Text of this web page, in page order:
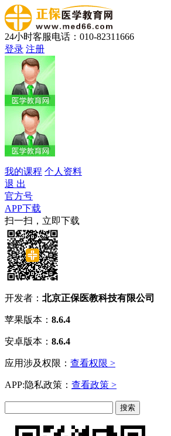
24小时客服电话：010-82311666
登录 注册
我的课程 个人资料
退 出
官方号
APP下载
扫一扫，立即下载
开发者： 北京正保医教科技有限公司
苹果版本： 8.6.4
安卓版本： 8.6.4
应用涉及权限： 查看权限 >
APP:隐私政策： 查看政策 >